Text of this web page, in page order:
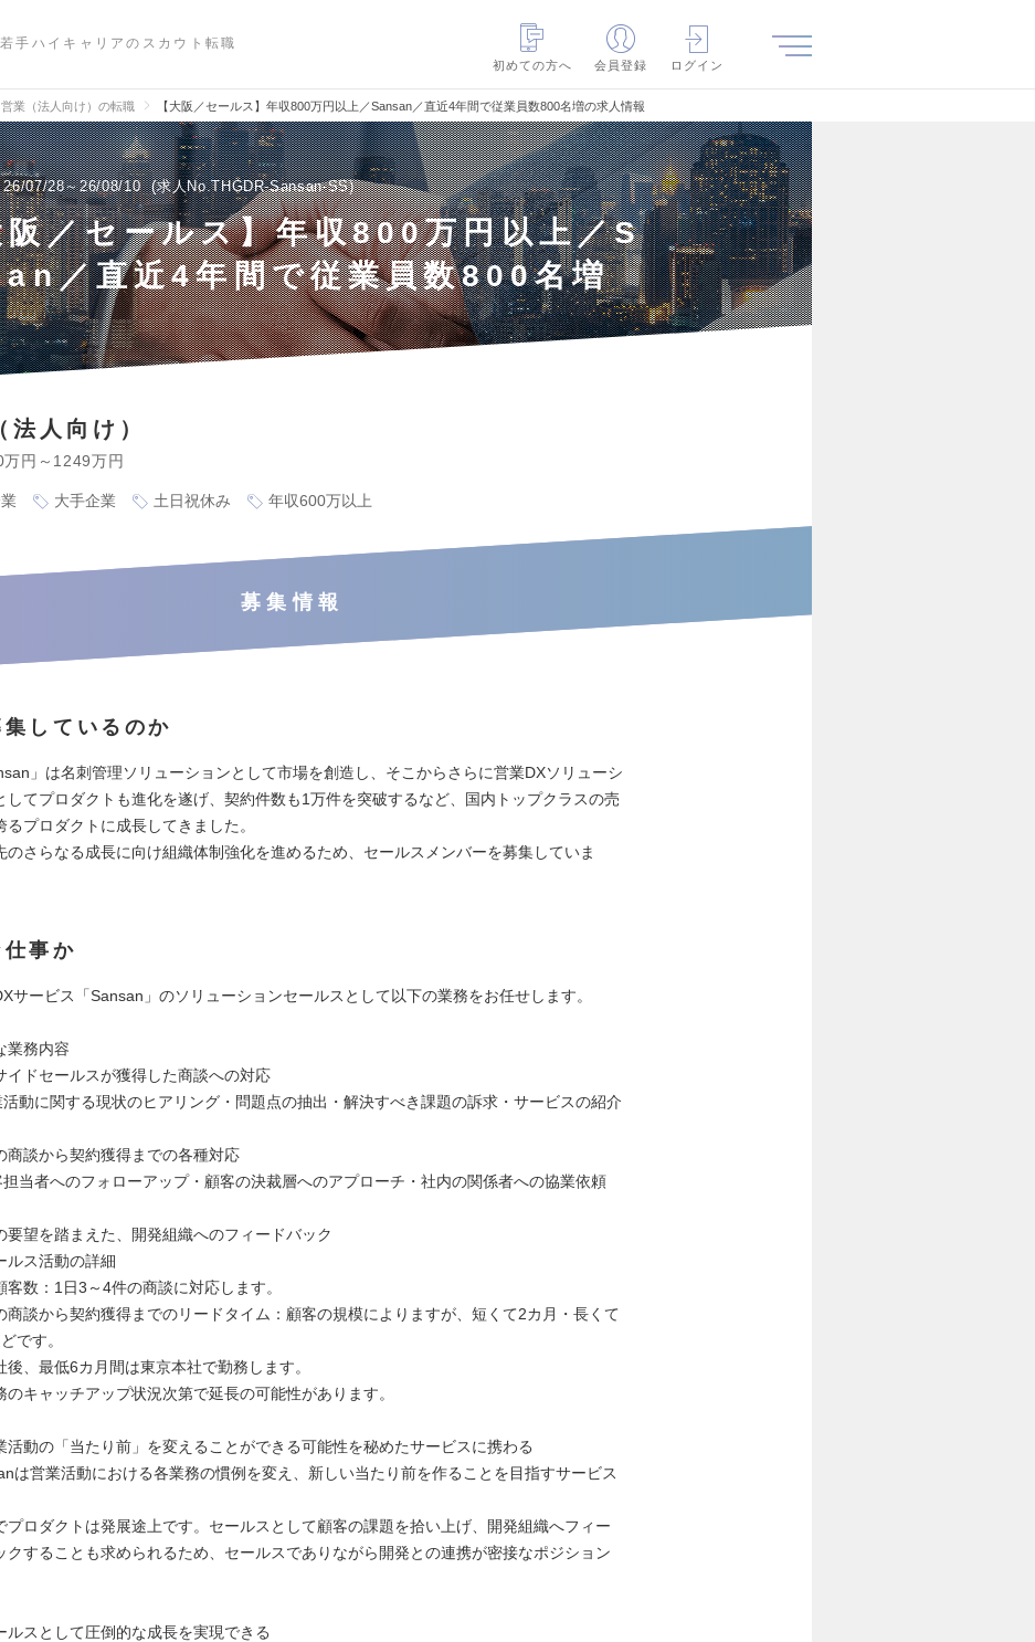
若手ハイキャリアのスカウト転職
初めての方へ
会員登録 ログイン
営業（法人向け）の転職 【大阪／セールス】年収800万円以上／Sansan／直近4年間で従業員数800名増の求人情報
26/07/28～26/08/10 求人No.THGDR-Sansan-SS
阪／セールス】年収800万円以上／S
／直近4年間で従業員数800名増
法人向け）
万円～1249万円
大手企業 土日祝休み 年収600万以上
募集情報
しているのか
」は名刺管理ソリューションとして市場を創造し、そこからさらに営業DXソリューシ
してプロダクトも進化を遂げ、契約件数も1万件を突破するなど、国内トップクラスの売
るプロダクトに成長してきました。
のさらなる成長に向け組織体制強化を進めるため、セールスメンバーを募集していま
仕事か
サービス「Sansan」のソリューションセールスとして以下の業務をお任せします。
業務内容
イドセールスが獲得した商談への対応
活動に関する現状のヒアリング・問題点の抽出・解決すべき課題の訴求・サービスの紹介
商談から契約獲得までの各種対応
担当者へのフォローアップ・顧客の決裁層へのアプローチ・社内の関係者への協業依頼
要望を踏まえた、開発組織へのフィードバック
ルス活動の詳細
客数：1日3～4件の商談に対応します。
商談から契約獲得までのリードタイム：顧客の規模によりますが、短くて2カ月・長くて
です。
、最低6カ月間は東京本社で勤務します。
キャッチアップ状況次第で延長の可能性があります。
活動の「当たり前」を変えることができる可能性を秘めたサービスに携わる
は営業活動における各業務の慣例を変え、新しい当たり前を作ることを目指すサービス
プロダクトは発展途上です。セールスとして顧客の課題を拾い上げ、開発組織へフィー
クすることも求められるため、セールスでありながら開発との連携が密接なポジション
ルスとして圧倒的な成長を実現できる